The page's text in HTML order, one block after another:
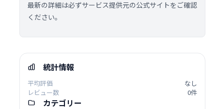
最新の詳細は必ずサービス提供元の公式サイトをご確認
ください。
統計情報
平均評価
なし
レビュー数
0件
カテゴリー